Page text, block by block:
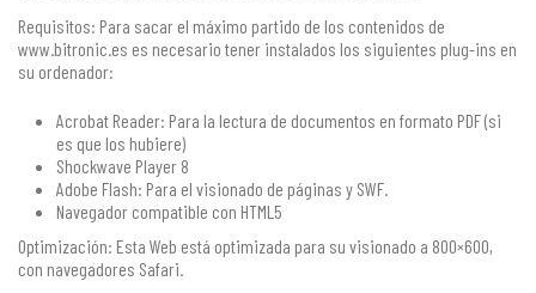
Requisitos: Para sacar el máximo partido de los contenidos de
www.bitronic.es es necesario tener instalados los siguientes plug-ins en
su ordenador:
Acrobat Reader: Para la lectura de documentos en formato PDF (si
es que los hubiere)
Shockwave Player 8
Adobe Flash: Para el visionado de páginas y SWF.
Navegador compatible con HTML5
Optimización: Esta Web está optimizada para su visionado a 800×600,
con navegadores Safari.